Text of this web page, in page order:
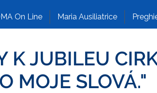
On Line Maria Ausiliatrice
K JUBILEU
MOJE SLOVÁ."